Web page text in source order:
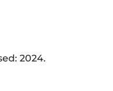
2024.